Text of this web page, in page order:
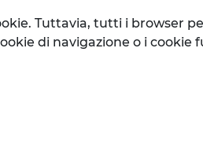
Tuttavia, tutti i browser
di navigazione o i cookie